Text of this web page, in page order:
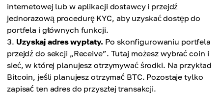
internetowej lub w aplikacji dostawcy i przejdź
jednorazową procedurę KYC, aby uzyskać dostęp do
portfela i głównych funkcji.
Uzyskaj adres wypłaty. Po skonfigurowaniu portfela
przejdź do sekcji „Receive”. Tutaj możesz wybrać coin i
sieć, w której planujesz otrzymywać środki. Na przykład
Bitcoin, jeśli planujesz otrzymać BTC. Pozostaje tylko
zapisać ten adres do przyszłej transakcji.